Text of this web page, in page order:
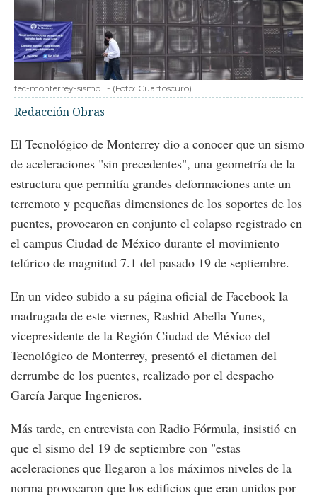
tec-monterrey-sismo - (Foto: Cuartoscuro)
Redacción Obras
El Tecnológico de Monterrey dio a conocer que un sismo
de aceleraciones "sin precedentes", una geometría de la
estructura que permitía grandes deformaciones ante un
terremoto y pequeñas dimensiones de los soportes de los
puentes, provocaron en conjunto el colapso registrado en
el campus Ciudad de México durante el movimiento
telúrico de magnitud 7.1 del pasado 19 de septiembre.
En un video subido a su página oficial de Facebook la
madrugada de este viernes, Rashid Abella Yunes,
vicepresidente de la Región Ciudad de México del
Tecnológico de Monterrey, presentó el dictamen del
derrumbe de los puentes, realizado por el despacho
García Jarque Ingenieros.
Más tarde, en entrevista con Radio Fórmula, insistió en
que el sismo del 19 de septiembre con "estas
aceleraciones que llegaron a los máximos niveles de la
norma provocaron que los edificios que eran unidos por